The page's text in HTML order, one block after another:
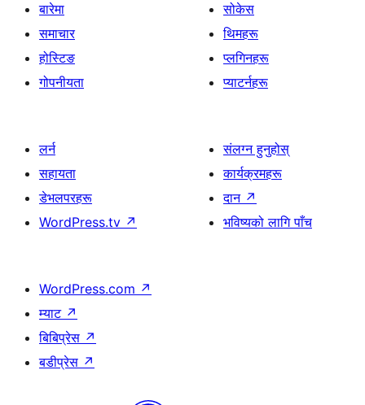
बारेमा
समाचार
होस्टिङ
गोपनीयता
सोकेस
थिमहरू
प्लगिनहरू
प्याटर्नहरू
लर्न
सहायता
डेभलपरहरू
WordPress.tv ↗
संलग्न हुनुहोस्
कार्यक्रमहरू
दान ↗
भविष्यको लागि पाँच
WordPress.com ↗
म्याट ↗
बिबिप्रेस ↗
बडीप्रेस ↗